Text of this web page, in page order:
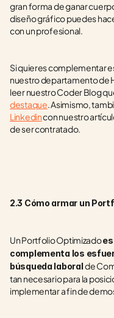
gran forma de ganar
diseño gráfico puedes
con un profesional.
Si quieres complementar
nuestro departamento de
leer nuestro Coder Blog
destaque. Asimismo,
Linkedin con nuestro
de ser contratado.
2.3 Cómo armar un
Un Portfolio Optimizado
complementa los
búsqueda laboral de
tan necesario para la
implementar a fin de